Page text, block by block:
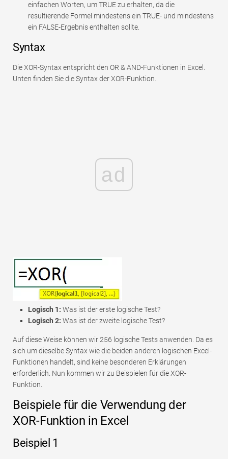
einfachen Worten, um TRUE zu erhalten, da die
resultierende Formel mindestens ein TRUE- und mindestens
ein FALSE-Ergebnis enthalten sollte.
Syntax
Die XOR-Syntax entspricht den OR & AND-Funktionen in Excel.
Unten finden Sie die Syntax der XOR-Funktion.
ad
Logisch 1: Was ist der erste logische Test?
Logisch 2: Was ist der zweite logische Test?
Auf diese Weise können wir 256 logische Tests anwenden. Da es
sich um dieselbe Syntax wie die beiden anderen logischen Excel-
Funktionen handelt, sind keine besonderen Erklärungen
erforderlich. Nun kommen wir zu Beispielen für die XOR-
Funktion.
Beispiele für die Verwendung der
XOR-Funktion in Excel
Beispiel 1